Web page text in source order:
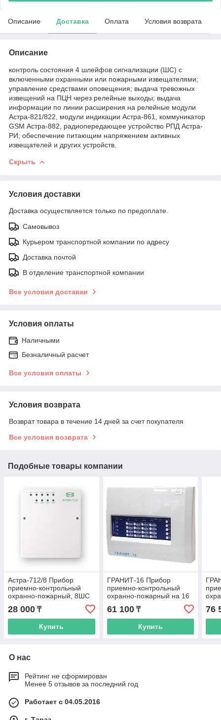
Описание Доставка Оплата Условия возврата
Описание
контроль состояния 4 шлейфов сигнализации (ШС) с
включенными охранными или пожарными извещателями;
управление средствами оповещения; выдача тревожных
извещений на ПЦН через релейные выходы; выдача
информации по линии расширения на релейные модули
Астра-821/822, модули индикации Астра-861, коммуникатор
GSM Астра-882, радиопередающее устройство РПД Астра-
РИ; обеспечение питающим напряжением активных
извещателей и других устройств.
Скрыть
Условия доставки
Доставка осуществляется только по предоплате.
Самовывоз
Курьером транспортной компании по адресу
Доставка почтой
В отделение транспортной компании
Все условия доставки
Условия оплаты
Наличными
Безналичный расчет
Все условия оплаты
Условия возврата
Возврат товара в течение 14 дней за счет покупателя
Все условия возврата
Подобные товары компании
Астра-712/8 Прибор
приемно-контрольный
охранно-пожарный, 8ШС
28 000 ₸
Купить
ГРАНИТ-16 Прибор
приемно-контрольный
охранно-пожарный на 16
61 100₸
Купить
76
О нас
Рейтинг не сформирован
Менее 5 отзывов за последний год
Работает с 04.05.2016